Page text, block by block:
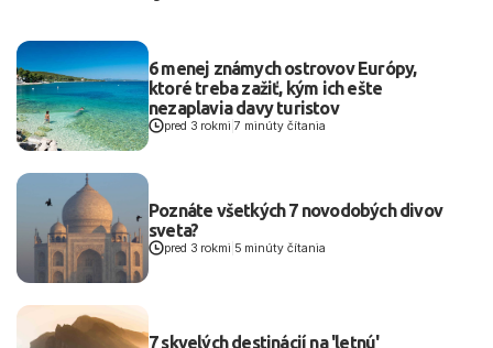
6 menej známych ostrovov Európy,
ktoré treba zažiť, kým ich ešte
nezaplavia davy turistov
pred 3 rokmi|7 minúty čítania
Poznáte všetkých 7 novodobých divov
sveta?
pred 3 rokmi 5 minúty čítania
7 skvelých destinácií na 'letnú'